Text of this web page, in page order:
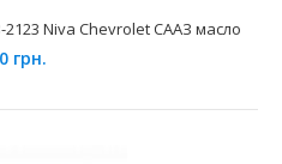
Niva Chevrolet СААЗ масло
грн.